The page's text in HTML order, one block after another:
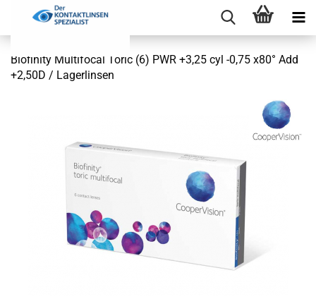
Biofinity Multifocal Toric (6) PWR +3,25 cyl -0,75 x80° Add
+2,50D / Lagerlinsen